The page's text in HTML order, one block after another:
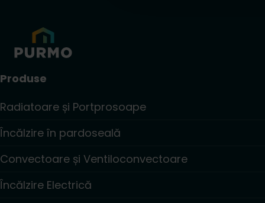
Produse
Radiatoare și Portprosoape
Încălzire în pardoseală
Convectoare și Ventiloconvectoare
Încălzire Electrică